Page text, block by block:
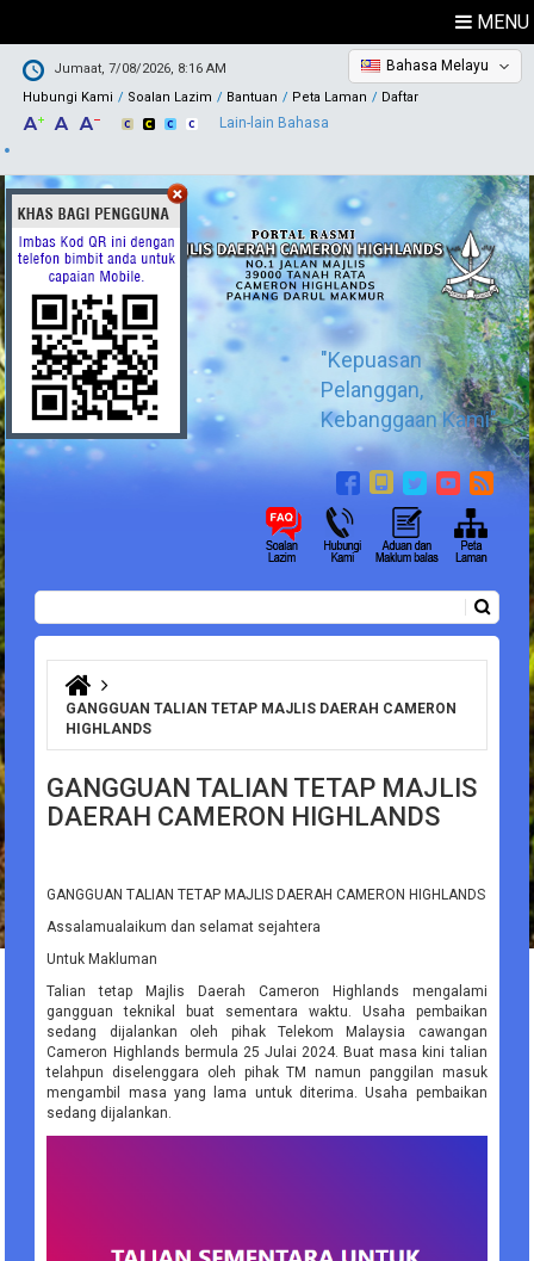
MENU
Jumaat, 7/08/2026, 8:16 AM
Hubungi Kami
Soalan Lazim Bantuan Peta Laman Daftar
Bahasa Melayu
Lain-lain Bahasa
"Kepuasan
Pelanggan,
Kebanggaan Kami"
Borang carian
Anda di sini
GANGGUAN TALIAN TETAP MAJLIS DAERAH CAMERON
HIGHLANDS
GANGGUAN TALIAN TETAP MAJLIS
DAERAH CAMERON HIGHLANDS
GANGGUAN TALIAN TETAP MAJLIS DAERAH CAMERON HIGHLANDS
Assalamualaikum dan selamat sejahtera
Untuk Makluman
Talian tetap Majlis Daerah Cameron Highlands mengalami
gangguan teknikal buat sementara waktu. Usaha pembaikan
sedang dijalankan oleh pihak Telekom Malaysia cawangan
Cameron Highlands bermula 25 Julai 2024. Buat masa kini talian
telahpun diselenggara oleh pihak TM namun panggilan masuk
mengambil masa yang lama untuk diterima. Usaha pembaikan
sedang dijalankan.